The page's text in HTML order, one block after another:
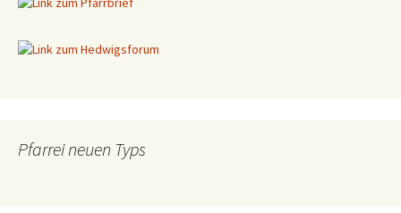
Pfarrei neuen Typs